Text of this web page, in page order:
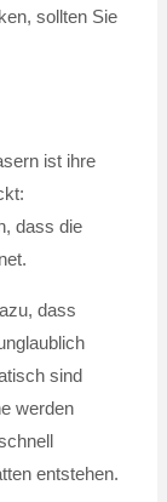
sollten Sie
ist ihre
dass die
dass
sind
werden
entstehen.